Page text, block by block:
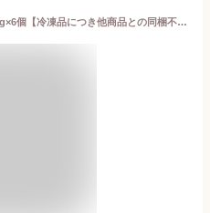
佐徳 鶴岡の赤飯おこわ 70g×6個【冷凍品につき他商品との同梱不可】